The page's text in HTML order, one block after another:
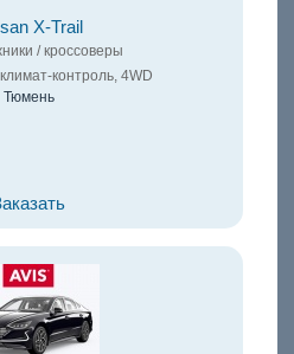
X-Trail
/ кроссоверы
контроль, 4WD
Тюмень